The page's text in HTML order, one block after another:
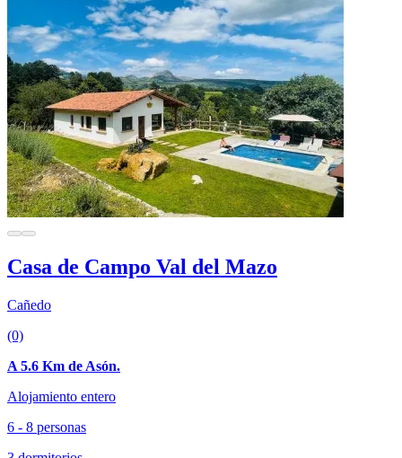
Casa de Campo Val del Mazo
Cañedo
(0)
A 5.6 Km de Asón.
Alojamiento entero
6 - 8 personas